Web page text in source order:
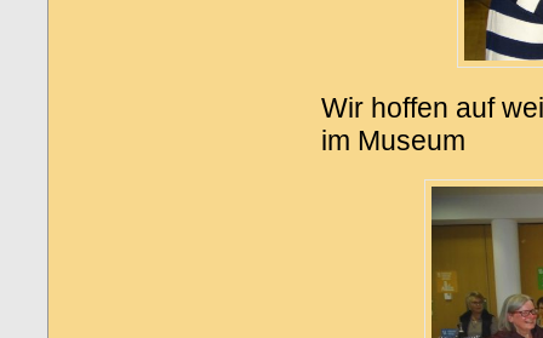
Wir hoffen auf
im Museum